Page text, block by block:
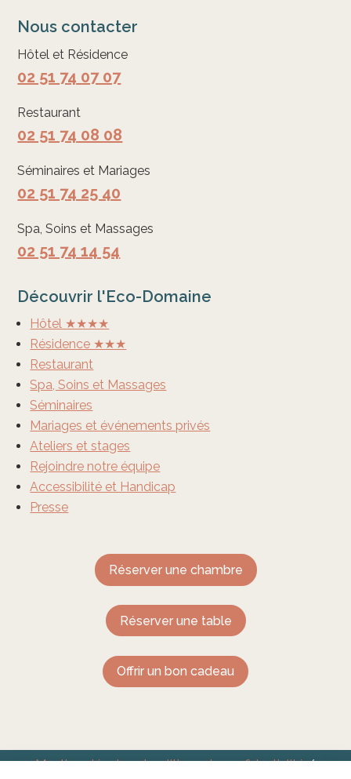
Nous contacter
Hôtel et Résidence
02 51 74 07 07
Restaurant
02 51 74 08 08
Séminaires et Mariages
02 51 74 25 40
Spa, Soins et Massages
02 51 74 14 54
Découvrir l'Eco-Domaine
Hôtel ★★★★
Résidence ★★★
Restaurant
Spa, Soins et Massages
Séminaires
Mariages et événements privés
Ateliers et stages
Rejoindre notre équipe
Accessibilité et Handicap
Presse
Réserver une chambre
Réserver une table
Offrir un bon cadeau
Mentions légales et politique de confidentialité/